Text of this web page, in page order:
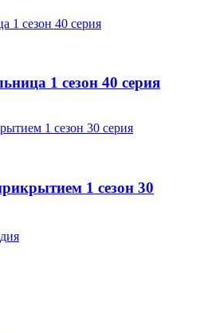
1 сезон 40 серия
1 сезон 30